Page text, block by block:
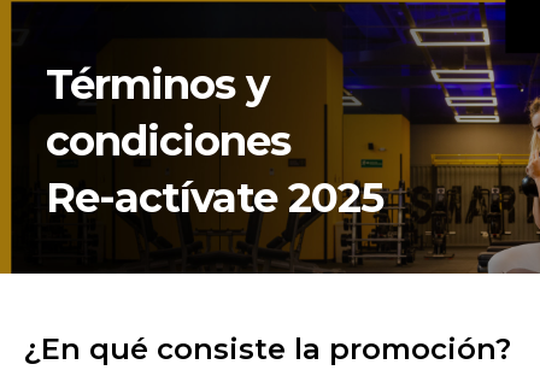
Términos y
condiciones
Re-actívate 2025
¿En qué consiste la promoción?